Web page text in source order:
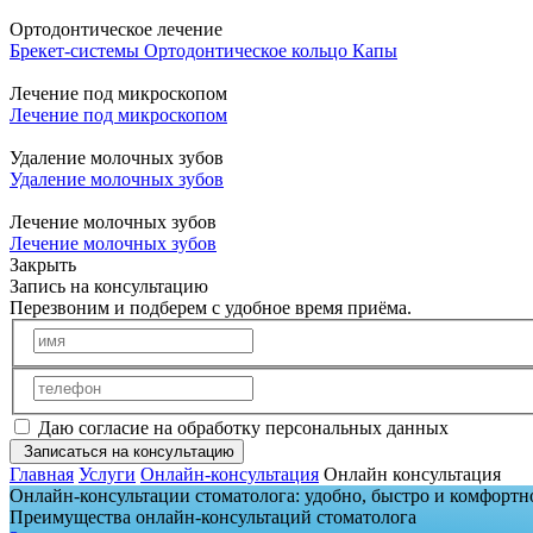
Ортодонтическое лечение
Брекет-системы Ортодонтическое кольцо Капы
Лечение под микроскопом
Лечение под микроскопом
Удаление молочных зубов
Удаление молочных зубов
Лечение молочных зубов
Лечение молочных зубов
Закрыть
Запись на консультацию
Перезвоним и подберем с удобное время приёма.
Даю согласие на обработку персональных данных
Записаться на консультацию
Главная Услуги Онлайн-консультация Онлайн консультация
Онлайн-консультации стоматолога: удобно, быстро и
Преимущества онлайн-консультаций стоматолога